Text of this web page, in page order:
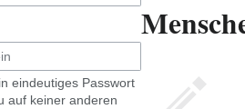
eindeutiges Passwort
auf keiner anderen